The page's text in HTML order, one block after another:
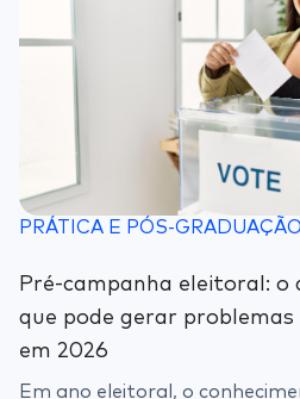
PRÁTICA E PÓS-GRADUAÇÃO
Pré-campanha eleitoral: o
que pode gerar
em 2026
Em ano eleitoral, o